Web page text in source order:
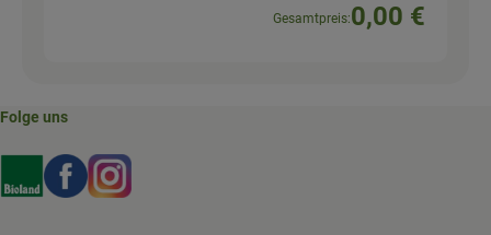
Gesamtpreis:0,00 €
Folge uns
Externer Link zu https://www.bioland.de/verbraucher
Externer Link zu https://www.facebook.com/
Externer Link zu https://www.instagram.com/